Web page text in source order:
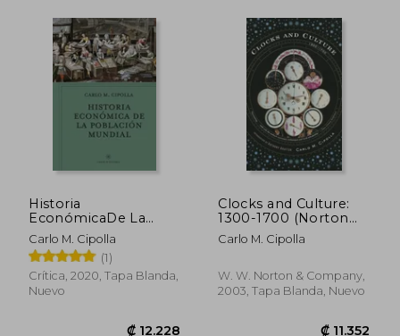
Historia
EconómicaDe La
Población Mundial
Carlo M. Cipolla
(1)
Crítica, 2020, Tapa Blanda,
Nuevo
Clocks and Culture:
1300-1700 (Norton
Library) (en Inglés)
Carlo M. Cipolla
W. W. Norton & Company,
2003, Tapa Blanda, Nuevo